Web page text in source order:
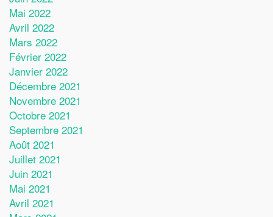
Mai 2022
Avril 2022
Mars 2022
Février 2022
Janvier 2022
Décembre 2021
Novembre 2021
Octobre 2021
Septembre 2021
Août 2021
Juillet 2021
Juin 2021
Mai 2021
Avril 2021